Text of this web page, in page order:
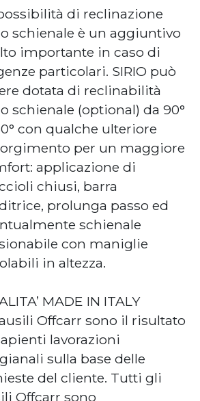
di reclinazione
schienale è un aggiuntivo
importante in caso di
particolari. SIRIO può
dotata di reclinabilità
schienale (optional) da 90°
con qualche ulteriore
per un maggiore
applicazione di
chiusi, barra
prolunga passo ed
schienale
con maniglie
in altezza.
MADE IN ITALY
Offcarr sono il risultato
lavorazioni
sulla base delle
del cliente. Tutti gli
Offcarr sono